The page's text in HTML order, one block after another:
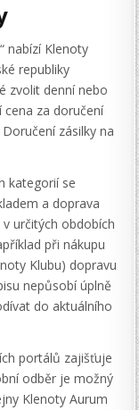
nabízí Klenoty
republiky
zvolit denní nebo
cena za doručení
zásilky na
kategorií se
a doprava
určitých obdobích
při nákupu
Klubu) dopravu
nepůsobí úplně
do aktuálního
portálů zajišťuje
odběr je možný
Klenoty Aurum